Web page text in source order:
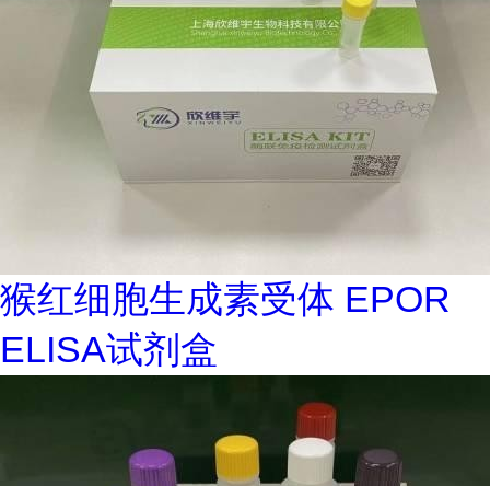
猴红细胞生成素受体 EPOR
ELISA试剂盒